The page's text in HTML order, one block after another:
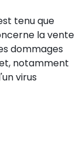
tenu que
la vente
dommages
notamment
virus